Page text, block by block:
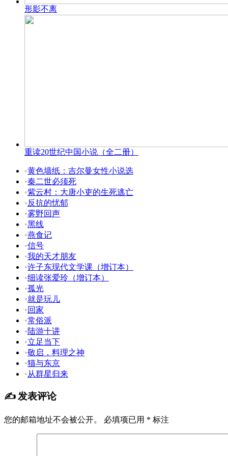
形影不离
重读20世纪中国小说（全二册）
•黄色墙纸：吉尔曼女性小说选
•秦二世必须死
•紫云村：大唐小吏的生死逃亡
•反抗的忧郁
•雾野回声
•黑线
•燕食记
•信号
•我的天才朋友
•许子东现代文学课（增订本）
•细读张爱玲（增订本）
•孤光
•就是玩儿
•回家
•常俗派
•陆游十讲
•立足当下
•敬启，料理之神
•猫与东京
•从群星归来
✍️ 发表评论
您的邮箱地址不会被公开。 必填项已用 * 标注